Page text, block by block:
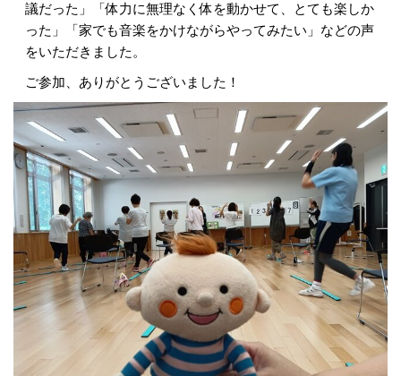
議だった」「体力に無理なく体を動かせて、とても楽しか
った」「家でも音楽をかけながらやってみたい」などの声
をいただきました。
ご参加、ありがとうございました！